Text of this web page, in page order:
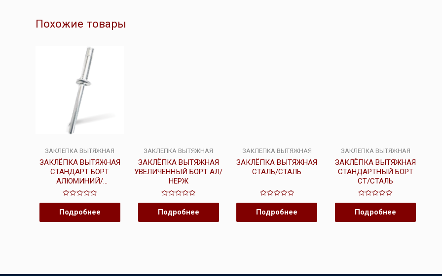
Похожие товары
ЗАКЛЕПКА ВЫТЯЖНАЯ
ЗАКЛЁПКА ВЫТЯЖНАЯ
СТАНДАРТ БОРТ
АЛЮМИНИЙ/
АЛЮМИНИЙ
Оценка
0
из
Подробнее
ЗАКЛЕПКА ВЫТЯЖНАЯ
ЗАКЛЁПКА ВЫТЯЖНАЯ
УВЕЛИЧЕННЫЙ БОРТ АЛ/
НЕРЖ
Оценка
0
из
Подробнее
ЗАКЛЕПКА ВЫТЯЖНАЯ
ЗАКЛЁПКА ВЫТЯЖНАЯ
СТАЛЬ/СТАЛЬ
Оценка
0
из
Подробнее
ЗАКЛЕПКА ВЫТЯЖНАЯ
ЗАКЛЁПКА ВЫТЯЖНАЯ
СТАНДАРТНЫЙ БОРТ
СТ/СТАЛЬ
Оценка
0
из
Подробнее